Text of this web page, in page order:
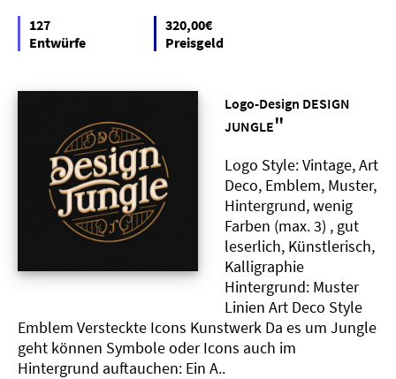
127
Entwürfe
320,00€
Preisgeld
Logo-Design DESIGN
JUNGLE"
Logo Style: Vintage, Art
Deco, Emblem, Muster,
Hintergrund, wenig
Farben (max. 3) , gut
leserlich, Künstlerisch,
Kalligraphie
Hintergrund: Muster
Linien Art Deco Style
Emblem Versteckte Icons Kunstwerk Da es um Jungle
geht können Symbole oder Icons auch im
Hintergrund auftauchen: Ein A..